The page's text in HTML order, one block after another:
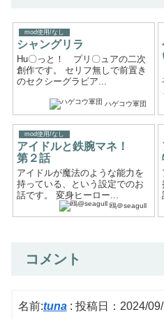
mod使用/なし
シャングリラ
Hu〇っと！ プリ〇ュアの二次
創作です。 セリフ無しで前置き
のセクシーグラビア...
ハゲコウ軍団
mod使用/なし
アイドルと鉄腕マネ！
第２話
アイドルが魔法のような能力を
持っている、という設定でのお
話です。 変身ヒーロー...
鴎＠seagull
コメント
名前:tuna: 投稿日：2024/